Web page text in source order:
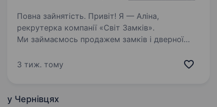
Повна зайнятість. Привіт! Я — Аліна,
рекрутерка компанії «Світ Замків».
Ми займаємось продажем замків і дверної
у Чернівцях, Києві та Вінниці, а також
3 тиж. тому
у Чернівцях